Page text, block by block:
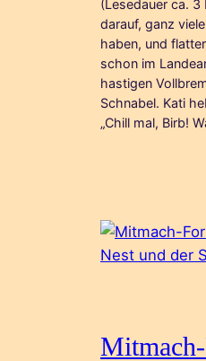
(Lesedauer ca.
darauf, ganz
haben, und
schon im
hastigen
Schnabel. Kati
„Chill mal, Birb!